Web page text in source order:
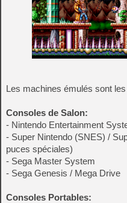
Les machines émulés sont
Consoles de Salon:
- Nintendo Entertainment
- Super Nintendo (SNES) /
puces spéciales)
- Sega Master System
- Sega Genesis / Mega Drive
Consoles Portables: